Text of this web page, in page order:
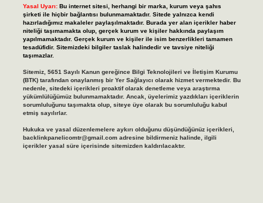
Yasal Uyarı: Bu internet sitesi, herhangi bir marka, kurum veya şahıs
şirketi ile hiçbir bağlantısı bulunmamaktadır. Sitede yalnızca kendi
hazırladığımız makaleler paylaşılmaktadır. Burada yer alan içerikler haber
niteliği taşımamakta olup, gerçek kurum ve kişiler hakkında paylaşım
yapılmamaktadır. Gerçek kurum ve kişiler ile isim benzerlikleri tamamen
tesadüfidir. Sitemizdeki bilgiler taslak halindedir ve tavsiye niteliği
taşımazlar.
Sitemiz, 5651 Sayılı Kanun gereğince Bilgi Teknolojileri ve İletişim Kurumu
(BTK) tarafından onaylanmış bir Yer Sağlayıcı olarak hizmet vermektedir. Bu
nedenle, sitedeki içerikleri proaktif olarak denetleme veya araştırma
yükümlülüğümüz bulunmamaktadır. Ancak, üyelerimiz yazdıkları içeriklerin
sorumluluğunu taşımakta olup, siteye üye olarak bu sorumluluğu kabul
etmiş sayılırlar.
Hukuka ve yasal düzenlemelere aykırı olduğunu düşündüğünüz içerikleri,
backlinkpanelicomtr@gmail.comadresine bildirmeniz halinde, ilgili
içerikler yasal süre içerisinde sitemizden kaldırılacaktır.